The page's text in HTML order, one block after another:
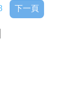
下一頁